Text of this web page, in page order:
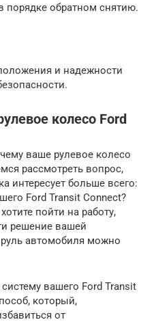
порядке обратном снятию.
и надежности
колесо Ford
ваше рулевое колесо
рассмотреть вопрос,
интересует больше всего:
Ford Transit Connect?
пойти на работу,
решение вашей
автомобиля можно
вашего Ford Transit
который,
от